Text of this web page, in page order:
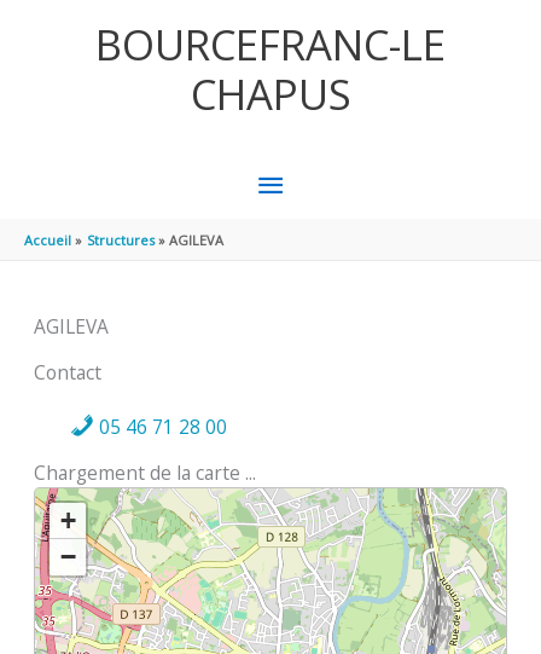
BOURCEFRANC-LE
CHAPUS
MENU
Accueil Structures AGILEVA
AGILEVA
Contact
05 46 71 28 00
Chargement de la carte ...
+
−